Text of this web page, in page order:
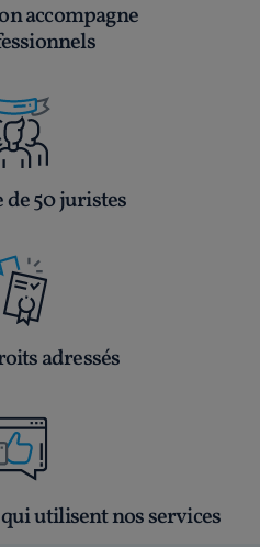
accompagne
de 50 juristes
adressés
utilisent nos services